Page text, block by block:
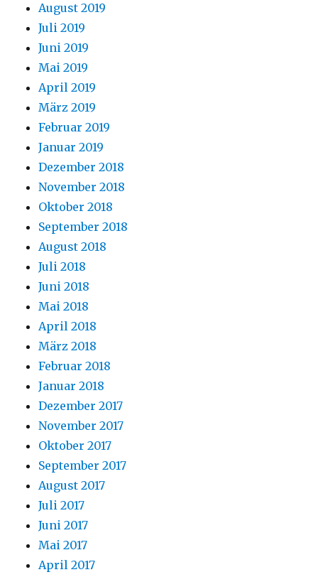
August 2019
Juli 2019
Juni 2019
Mai 2019
April 2019
März 2019
Februar 2019
Januar 2019
Dezember 2018
November 2018
Oktober 2018
September 2018
August 2018
Juli 2018
Juni 2018
Mai 2018
April 2018
März 2018
Februar 2018
Januar 2018
Dezember 2017
November 2017
Oktober 2017
September 2017
August 2017
Juli 2017
Juni 2017
Mai 2017
April 2017